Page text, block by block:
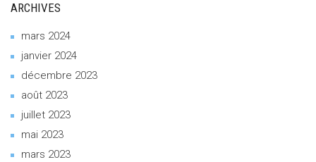
ARCHIVES
mars 2024
janvier 2024
décembre 2023
août 2023
juillet 2023
mai 2023
mars 2023